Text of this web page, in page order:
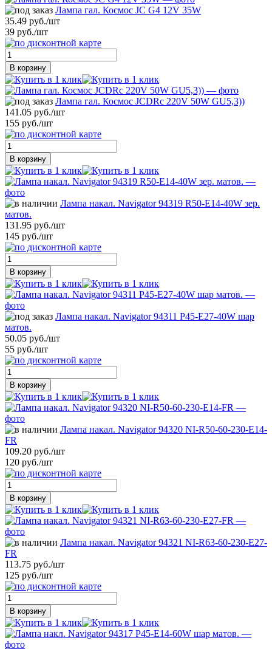
Лампа гал. Космос JC G4 12V 35W
35.49 руб./шт
39 руб./шт
В корзину
Лампа гал. Космос JCDRc 220V 50W GU5,3))
141.05 руб./шт
155 руб./шт
В корзину
Лампа накал. Navigator 94319 R50-E14-40W зер.
матов.
131.95 руб./шт
145 руб./шт
В корзину
Лампа накал. Navigator 94311 Р45-E27-40W шар
матов.
50.05 руб./шт
55 руб./шт
В корзину
Лампа накал. Navigator 94320 NI-R50-60-230-E14-
FR
109.20 руб./шт
120 руб./шт
В корзину
Лампа накал. Navigator 94321 NI-R63-60-230-E27-
FR
113.75 руб./шт
125 руб./шт
В корзину